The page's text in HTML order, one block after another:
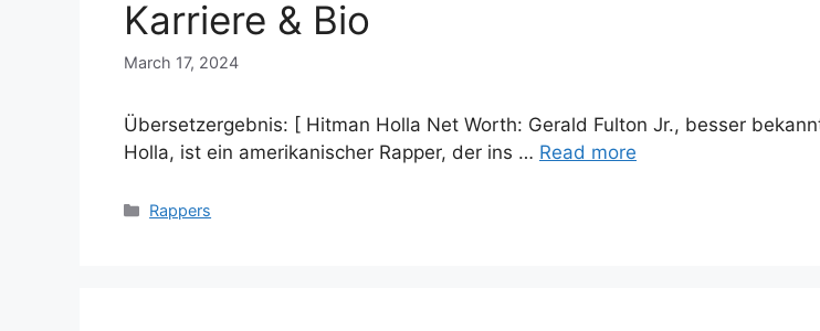
Karriere & Bio
March 17, 2024
Übersetzergebnis: [ Hitman Holla Net Worth: Gerald Fulton Jr., besser
Holla, ist ein amerikanischer Rapper, der ins … Read more
Categories
Rappers